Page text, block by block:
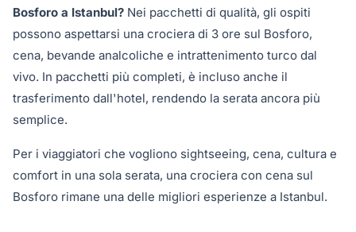
Bosforo a Istanbul? Nei pacchetti di qualità, gli ospiti
possono aspettarsi una crociera di 3 ore sul Bosforo,
cena, bevande analcoliche e intrattenimento turco dal
vivo. In pacchetti più completi, è incluso anche il
trasferimento dall'hotel, rendendo la serata ancora più
semplice.
Per i viaggiatori che vogliono sightseeing, cena, cultura e
comfort in una sola serata, una crociera con cena sul
Bosforo rimane una delle migliori esperienze a Istanbul.